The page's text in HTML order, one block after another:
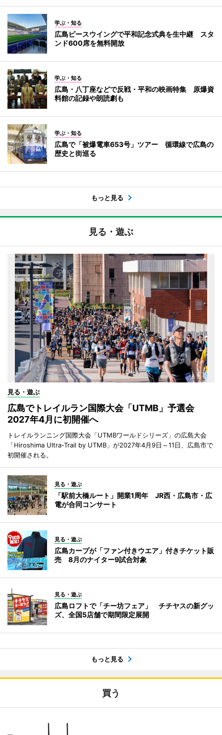
学ぶ・知る
広島ピースウイングで平和記念式典を生中継 スタ
ンド600席を無料開放
学ぶ・知る
広島・八丁座などで反戦・平和の映画特集 原爆資
料館の記録や朗読劇も
学ぶ・知る
広島で「被爆電車653号」ツアー 循環線で広島の
歴史と街巡る
もっと見る
見る・遊ぶ
見る・遊ぶ
広島でトレイルラン国際大会「UTMB」予選会
2027年4月に初開催へ
トレイルランニング国際大会「UTMBワールドシリーズ」の広島大会
「Hiroshima Ultra-Trail by UTMB」が2027年4月9日～11日、広島市で
初開催される。
見る・遊ぶ
「駅前大橋ルート」開業1周年 JR西・広島市・広
電が合同コンサート
見る・遊ぶ
広島カープが「ファン付きウエア」付きチケット販
売 8月のナイター9試合対象
見る・遊ぶ
広島ロフトで「チー坊フェア」 チチヤスの新グッ
ズ、全国5店舗で期間限定展開
もっと見る
買う